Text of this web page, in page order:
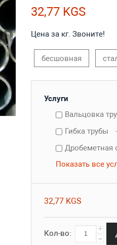
32,77 KGS
Цена за кг. Звоните!
бесшовная
Услуги
Вальцовка
Гибка трубы
Дробеметная
Показать все
32,77 KGS
Кол-во: +
-